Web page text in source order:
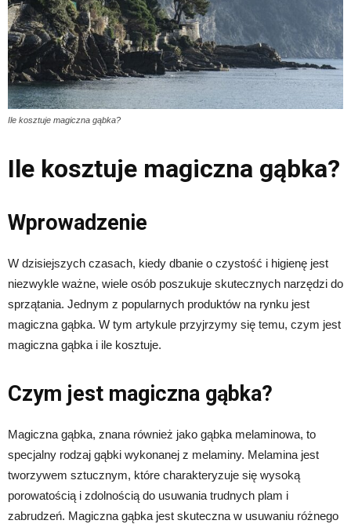
Ile kosztuje magiczna gąbka?
Ile kosztuje magiczna gąbka?
Wprowadzenie
W dzisiejszych czasach, kiedy dbanie o czystość i higienę jest
niezwykle ważne, wiele osób poszukuje skutecznych narzędzi do
sprzątania. Jednym z popularnych produktów na rynku jest
magiczna gąbka. W tym artykule przyjrzymy się temu, czym jest
magiczna gąbka i ile kosztuje.
Czym jest magiczna gąbka?
Magiczna gąbka, znana również jako gąbka melaminowa, to
specjalny rodzaj gąbki wykonanej z melaminy. Melamina jest
tworzywem sztucznym, które charakteryzuje się wysoką
porowatością i zdolnością do usuwania trudnych plam i
zabrudzeń. Magiczna gąbka jest skuteczna w usuwaniu różnego